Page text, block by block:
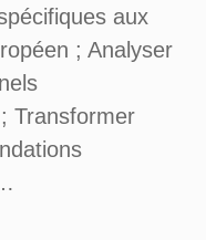
aux
; Analyser
Transformer